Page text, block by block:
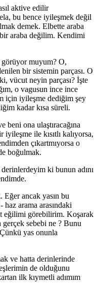
aktive edilir
bu bence iyileşmek değil
demek. Elbette araba
araba değilim. Kendimi
muyum? O,
bir sistemin parçası. O
vücut neyin parçası? İşte
o vagusun ince ince
için iyileşme dediğim şey
kadar kısa süreli.
beni ona ulaştıracağına
ile kısıtlı kalıyorsa,
çıkartmıyorsa o
boğulmak.
ki bunun adını
Eğer ancak yasın bu
haz arama arasındaki
eğilimi görebilirim. Koşarak
sebebi ne ? Bunu
yas onunla
ve hatta derinlerinde
de olduğunu
ilk kıymetli adımım